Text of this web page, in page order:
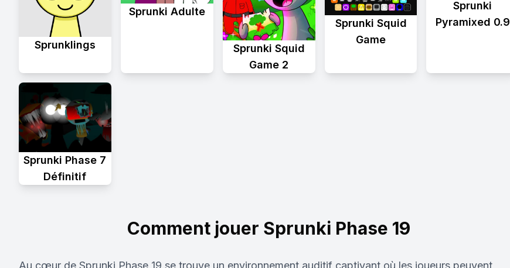
Sprunklings
Sprunki Adulte
Sprunki Squid
Game 2
Sprunki Squid
Game
Sprunki
Pyramixed 0.9
Sprunki Phase 7
Définitif
Comment jouer Sprunki Phase 19
Au cœur de Sprunki Phase 19 se trouve un environnement auditif captivant où les joueurs peuvent